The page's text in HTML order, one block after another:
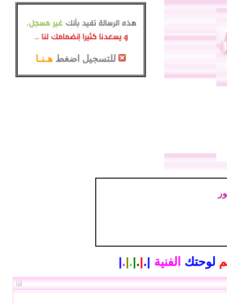
للتسجيل اضغط هـنـا
لوحتك الفنية |
.
|
.
|
.
|
.
|